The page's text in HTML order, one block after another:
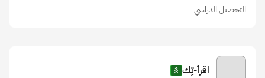
التحصيل الدراسي
اقرأ-تِك